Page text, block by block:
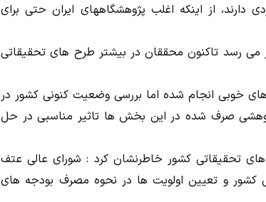
از اینکه اغلب پژوهشگاههای ایران حتی برای
می رسد تاکنون محققان در بیشتر طرح های تحقیقاتی
خوبی انجام شده اما بررسی وضعیت کنونی کشور در
صرف شده در این بخش ها تاثیر مناسبی در حل
تحقیقاتی کشور خاطرنشان کرد : شورای عالی عتف
کشور و تعیین اولویت ها در نحوه مصرف بودجه های